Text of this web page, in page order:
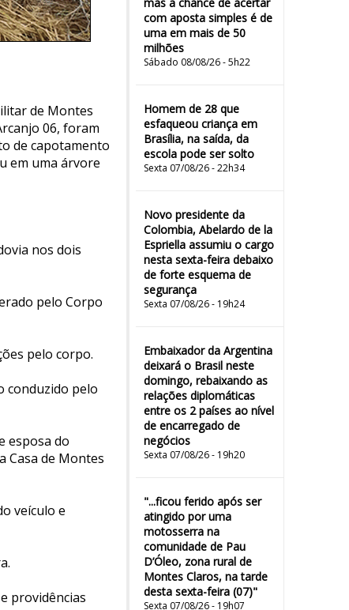
com aposta simples é de
uma em mais de 50
milhões
Sábado 08/08/26 - 5h22
Homem de 28 que
esfaqueou criança em
Brasília, na saída, da
escola pode ser solto
Sexta 07/08/26 - 22h34
Novo presidente da
Colombia, Abelardo de la
Espriella assumiu o cargo
nesta sexta-feira debaixo
de forte esquema de
segurança
Sexta 07/08/26 - 19h24
Embaixador da Argentina
deixará o Brasil neste
domingo, rebaixando as
relações diplomáticas
entre os 2 países ao nível
de encarregado de
negócios
Sexta 07/08/26 - 19h20
"...ficou ferido após ser
atingido por uma
motosserra na
comunidade de Pau
D’Óleo, zona rural de
Montes Claros, na tarde
desta sexta-feira (07)"
Sexta 07/08/26 - 19h07
de Montes
06, foram
de capotamento
em uma árvore
nos dois
pelo Corpo
pelo corpo.
conduzido pelo
esposa do
Casa de Montes
veículo e
providências